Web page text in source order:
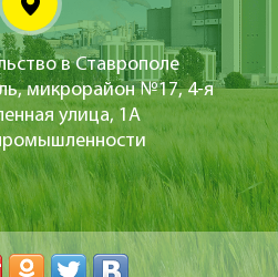
в Ставрополе
микрорайон №17, 4-я
улица, 1А